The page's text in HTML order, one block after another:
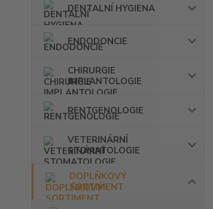
DENTALNÍ HYGIENA
ENDODONCIE
CHIRURGIE
IMPLANTOLOGIE
RENTGENOLOGIE
VETERINÁRNÍ
STOMATOLOGIE
DOPLŇKOVÝ
SORTIMENT